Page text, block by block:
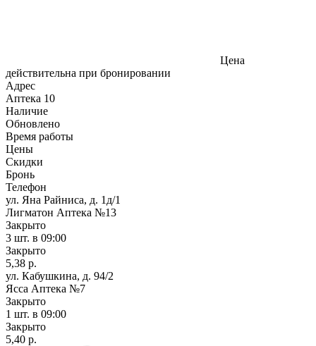
Цена
действительна при бронировании
Адрес
Аптека 10
Наличие
Обновлено
Время работы
Цены
Скидки
Бронь
Телефон
ул. Яна Райниса, д. 1д/1
Лигматон Аптека №13
Закрыто
3 шт. в 09:00
Закрыто
5,38 р.
ул. Кабушкина, д. 94/2
Ясса Аптека №7
Закрыто
1 шт. в 09:00
Закрыто
5,40 р.